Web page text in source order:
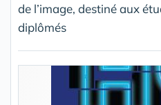
de l’image, destiné aux
diplômés